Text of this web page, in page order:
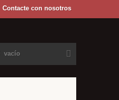
Contacte con nosotros
vacío